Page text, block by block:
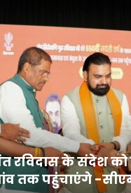
रविदास के संदेश को
तक पहुंचाएंगे -